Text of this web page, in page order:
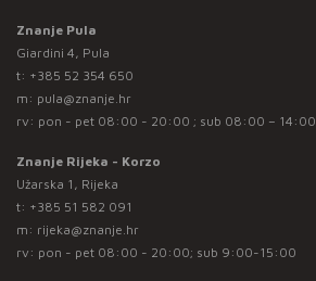
Znanje Pula
Giardini 4, Pula
t: +385 52 354 650
m: pula@znanje.hr
rv: pon - pet 08:00 - 20:00 ; sub 08:00 – 14:00
Znanje Rijeka - Korzo
Užarska 1, Rijeka
t: +385 51 582 091
m: rijeka@znanje.hr
rv: pon - pet 08:00 - 20:00; sub 9:00-15:00